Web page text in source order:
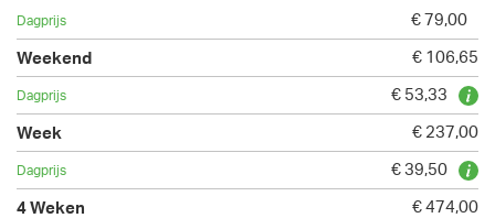
€ 79,00
€ 106,65
€ 53,33
€ 237,00
€ 39,50
€ 474,00